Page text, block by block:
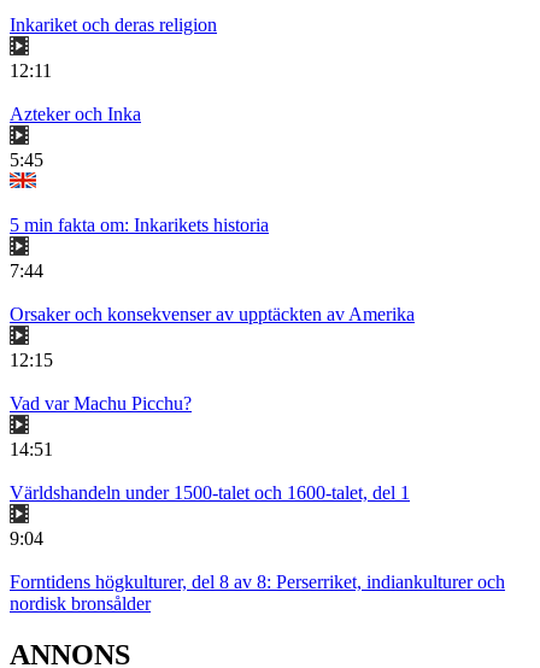
Inkariket och deras religion
12:11
Azteker och Inka
5:45
5 min fakta om: Inkarikets historia
7:44
Orsaker och konsekvenser av upptäckten av Amerika
12:15
Vad var Machu Picchu?
14:51
Världshandeln under 1500-talet och 1600-talet, del 1
9:04
Forntidens högkulturer, del 8 av 8: Perserriket, indiankulturer och
nordisk bronsålder
ANNONS